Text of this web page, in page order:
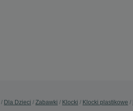
Dla Dzieci Zabawki Klocki Klocki plastikowe